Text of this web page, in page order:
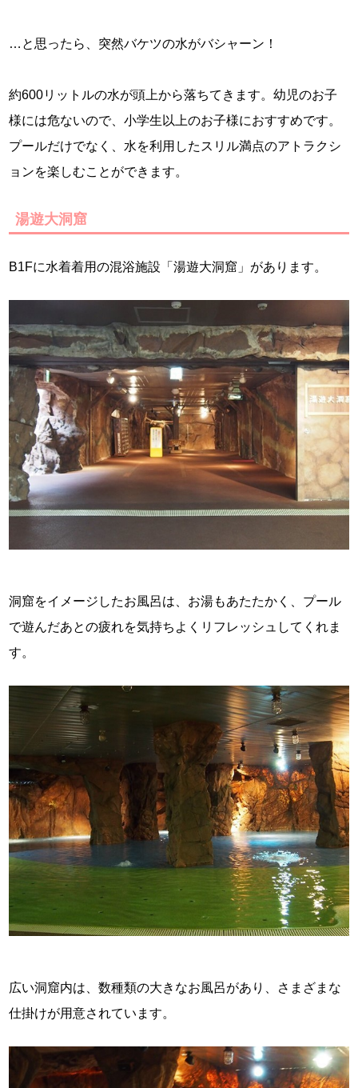
…と思ったら、突然バケツの水がバシャーン！
約600リットルの水が頭上から落ちてきます。幼児のお子
様には危ないので、小学生以上のお子様におすすめです。
プールだけでなく、水を利用したスリル満点のアトラクシ
ョンを楽しむことができます。
湯遊大洞窟
B1Fに水着着用の混浴施設「湯遊大洞窟」があります。
洞窟をイメージしたお風呂は、お湯もあたたかく、プール
で遊んだあとの疲れを気持ちよくリフレッシュしてくれま
す。
広い洞窟内は、数種類の大きなお風呂があり、さまざまな
仕掛けが用意されています。